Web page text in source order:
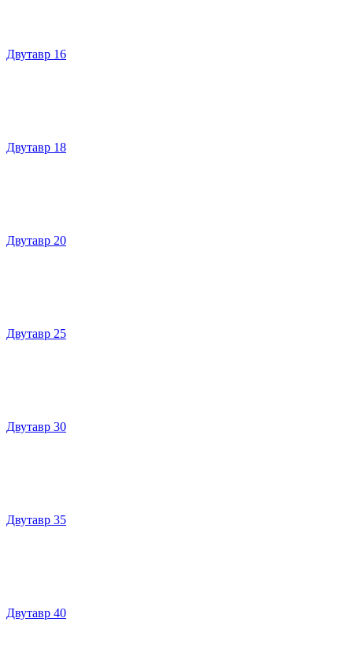
Двутавр 16
Двутавр 18
Двутавр 20
Двутавр 25
Двутавр 30
Двутавр 35
Двутавр 40